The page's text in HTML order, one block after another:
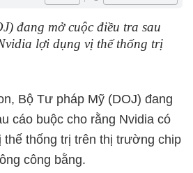
đang mở cuộc điều tra sau
lợi dụng vị thế thống trị
Bộ Tư pháp Mỹ (DOJ) đang
cáo buộc cho rằng Nvidia có
thế thống trị trên thị trường chip
công bằng.